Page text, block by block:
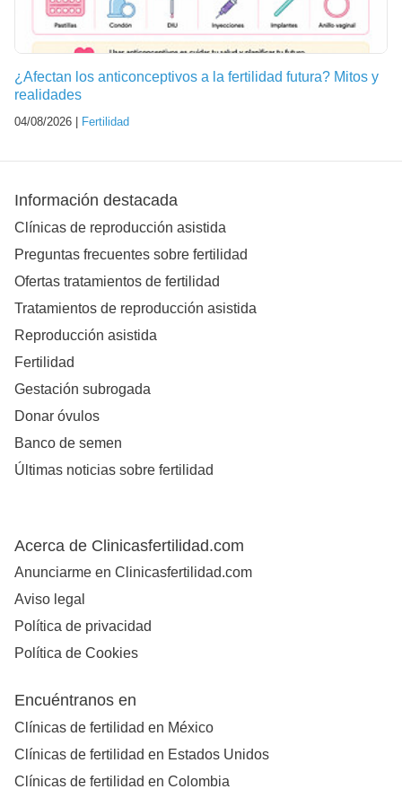
¿Afectan los anticonceptivos a la fertilidad futura? Mitos y
realidades
04/08/2026 | Fertilidad
Información destacada
Clínicas de reproducción asistida
Preguntas frecuentes sobre fertilidad
Ofertas tratamientos de fertilidad
Tratamientos de reproducción asistida
Reproducción asistida
Fertilidad
Gestación subrogada
Donar óvulos
Banco de semen
Últimas noticias sobre fertilidad
Acerca de Clinicasfertilidad.com
Anunciarme en Clinicasfertilidad.com
Aviso legal
Política de privacidad
Política de Cookies
Encuéntranos en
Clínicas de fertilidad en México
Clínicas de fertilidad en Estados Unidos
Clínicas de fertilidad en Colombia